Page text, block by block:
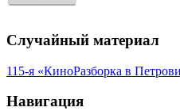
Случайный материал
115-я «КиноРазборка в
Навигация